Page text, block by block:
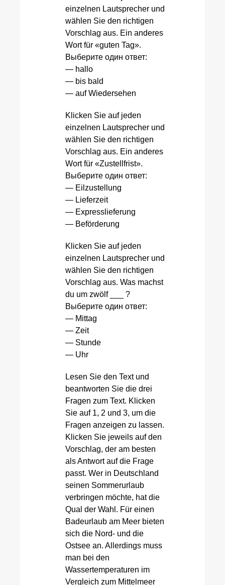
einzelnen Lautsprecher und
wählen Sie den richtigen
Vorschlag aus. Ein anderes
Wort für «guten Tag».
Выберите один ответ:
— hallo
— bis bald
— auf Wiedersehen
Klicken Sie auf jeden
einzelnen Lautsprecher und
wählen Sie den richtigen
Vorschlag aus. Ein anderes
Wort für «Zustellfrist».
Выберите один ответ:
— Eilzustellung
— Lieferzeit
— Expresslieferung
— Beförderung
Klicken Sie auf jeden
einzelnen Lautsprecher und
wählen Sie den richtigen
Vorschlag aus. Was machst
du um zwölf ___ ?
Выберите один ответ:
— Mittag
— Zeit
— Stunde
— Uhr
Lesen Sie den Text und
beantworten Sie die drei
Fragen zum Text. Klicken
Sie auf 1, 2 und 3, um die
Fragen anzeigen zu lassen.
Klicken Sie jeweils auf den
Vorschlag, der am besten
als Antwort auf die Frage
passt. Wer in Deutschland
seinen Sommerurlaub
verbringen möchte, hat die
Qual der Wahl. Für einen
Badeurlaub am Meer bieten
sich die Nord- und die
Ostsee an. Allerdings muss
man bei den
Wassertemperaturen im
Vergleich zum Mittelmeer